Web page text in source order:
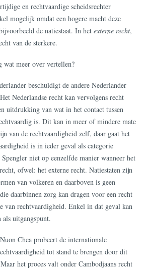
en rechtvaardige scheidsrechter
mogelijk omdat een hogere macht deze
de natiestaat. In het externe recht,
van de sterkere.
wat meer over vertellen?
beschuldigt de andere Nederlander
Nederlandse recht kan vervolgens recht
uitdrukking van wat in het contact tussen
is. Dit kan in meer of mindere mate
van de rechtvaardigheid zelf, daar gaat het
is in ieder geval als categorie
niet op eenzelfde manier wanneer het
ofwel: het externe recht. Natiestaten zijn
van volkeren en daarboven is geen
daarbinnen zorg kan dragen voor een recht
van rechtvaardigheid. Enkel in dat geval kan
uitgangspunt.
Chea probeert de internationale
tot stand te brengen door dit
het proces valt onder Cambodjaans recht